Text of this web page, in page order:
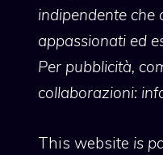
indipendente che
appassionati ed
Per pubblicità,
collaborazioni:
This website is